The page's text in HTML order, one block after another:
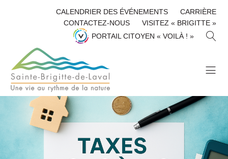
CALENDRIER DES ÉVÉNEMENTS
CARRIÈRE
CONTACTEZ-NOUS
VISITEZ « BRIGITTE »
PORTAIL CITOYEN « VOILÀ ! »
H
E
R